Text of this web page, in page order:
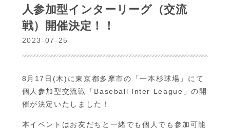
人参加型インターリーグ（交流
戦）開催決定！！
2023-07-25
8月17日(木)に東京都多摩市の「一本杉球場」にて
個人参加型交流戦「Baseball Inter League」の開
催が決定いたしました！
本イベントはお友だちと一緒でも個人でも参加可能